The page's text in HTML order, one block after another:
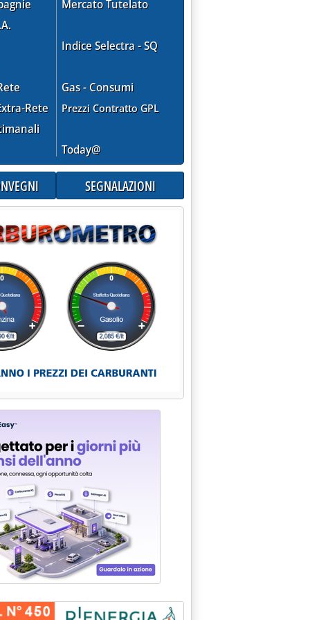
Rete
Mercato Tutelato
Indice Selectra - SQ
Gas - Consumi
Prezzi Contratto GPL
Today@
SEGNALAZIONI